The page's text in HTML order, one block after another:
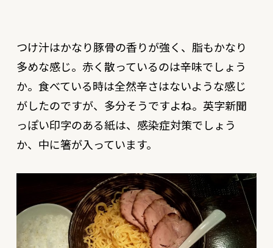
つけ汁はかなり豚骨の香りが強く、脂もかなり
多めな感じ。赤く散っているのは辛味でしょう
か。食べている時は全然辛さはないような感じ
がしたのですが、多分そうですよね。英字新聞
っぽい印字のある紙は、感染症対策でしょう
か、中に箸が入っています。